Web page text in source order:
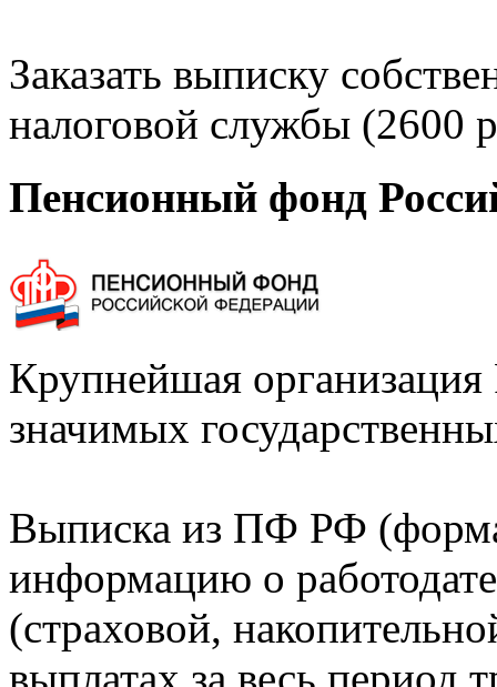
Заказать выписку
налоговой службы (2600
Пенсионный фонд
Крупнейшая
значимых
Выписка из ПФ РФ
информацию о
(страховой,
выплатах за весь период